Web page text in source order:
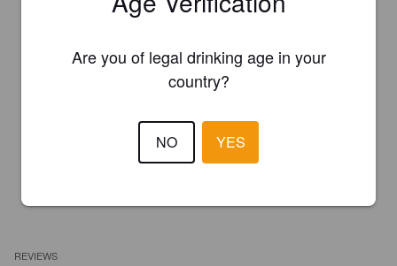
REVIEWS
Are you of legal drinking age in your
country?
NO YES